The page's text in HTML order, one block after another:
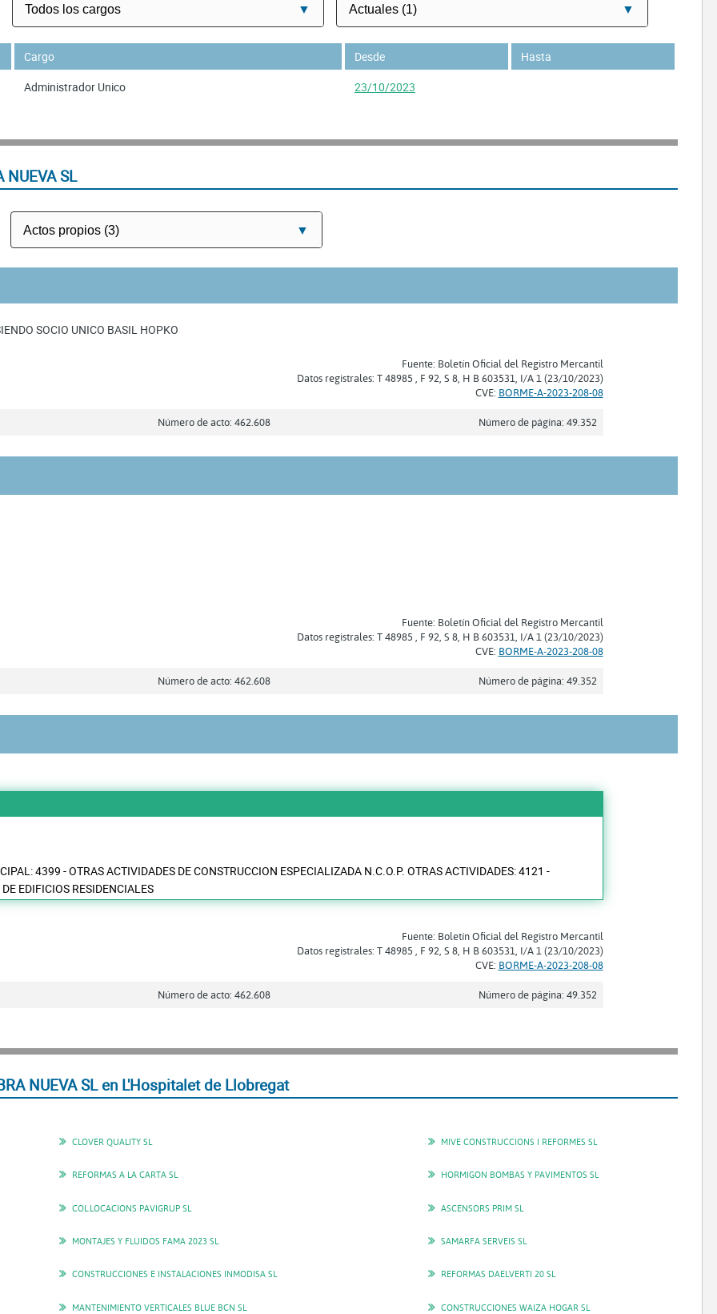
Cargo Desde
Hasta
Administrador Unico
23/10/2023
NUEVA SL
SOCIO UNICO BASIL HOPKO
Fuente: Boletín Oficial del Registro Mercantil
Datos registrales: T 48985 , F 92, S 8, H B 603531, I/A 1 (23/10/2023)
CVE: BORME-A-2023-208-08
Número de acto: 462.608 Número de página: 49.352
Fuente: Boletín Oficial del Registro Mercantil
Datos registrales: T 48985 , F 92, S 8, H B 603531, I/A 1 (23/10/2023)
CVE: BORME-A-2023-208-08
Número de acto: 462.608 Número de página: 49.352
4399 - OTRAS ACTIVIDADES DE CONSTRUCCION ESPECIALIZADA N.C.O.P. OTRAS ACTIVIDADES: 4121 -
EDIFICIOS RESIDENCIALES
Fuente: Boletín Oficial del Registro Mercantil
Datos registrales: T 48985 , F 92, S 8, H B 603531, I/A 1 (23/10/2023)
CVE: BORME-A-2023-208-08
Número de acto: 462.608 Número de página: 49.352
NUEVA SL en L'Hospitalet de Llobregat
CLOVER QUALITY SL MIVE CONSTRUCCIONS I REFORMES SL
REFORMAS A LA CARTA SL HORMIGON BOMBAS Y PAVIMENTOS SL
COL.LOCACIONS PAVIGRUP SL ASCENSORS PRIM SL
MONTAJES Y FLUIDOS FAMA 2023 SL SAMARFA SERVEIS SL
CONSTRUCCIONES E INSTALACIONES INMODISA SL REFORMAS DAELVERTI 20 SL
MANTENIMIENTO VERTICALES BLUE BCN SL CONSTRUCCIONES WAIZA HOGAR SL